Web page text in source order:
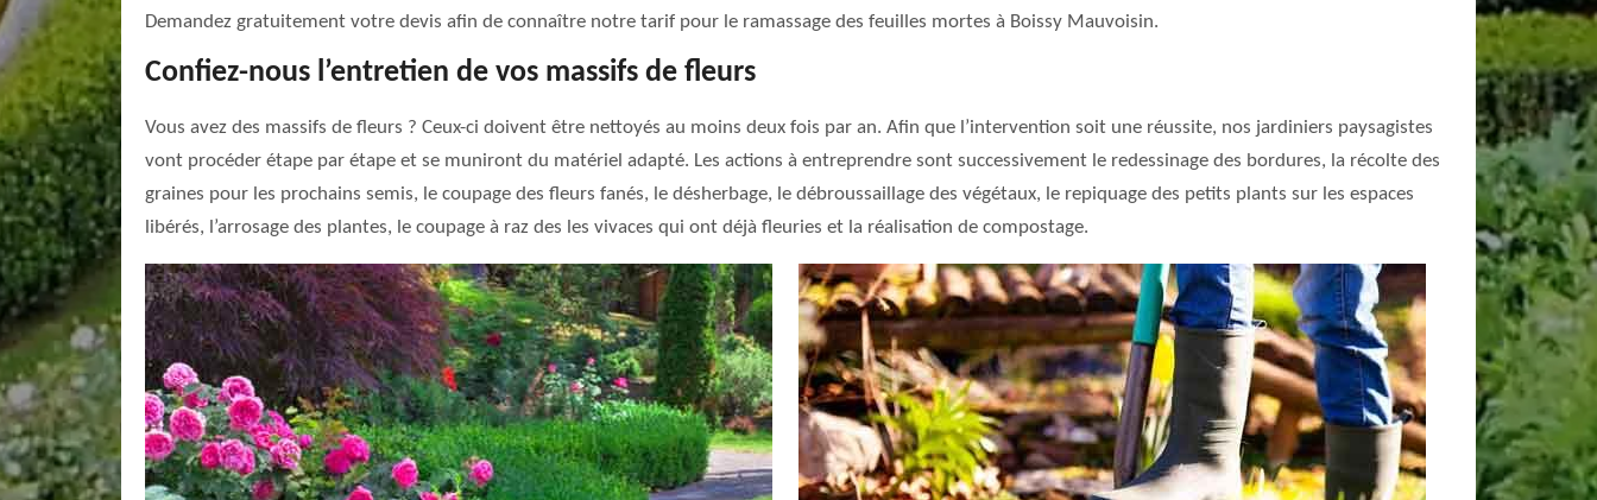
Demandez gratuitement votre devis afin de connaître notre tarif pour le ramassage des feuilles mortes à Boissy Mauvoisin.
Confiez-nous l’entretien de vos massifs de fleurs
Vous avez des massifs de fleurs ? Ceux-ci doivent être nettoyés au moins deux fois par an. Afin que l’intervention soit une réussite, nos jardiniers paysagistes
vont procéder étape par étape et se muniront du matériel adapté. Les actions à entreprendre sont successivement le redessinage des bordures, la récolte des
graines pour les prochains semis, le coupage des fleurs fanés, le désherbage, le débroussaillage des végétaux, le repiquage des petits plants sur les espaces
libérés, l’arrosage des plantes, le coupage à raz des les vivaces qui ont déjà fleuries et la réalisation de compostage.